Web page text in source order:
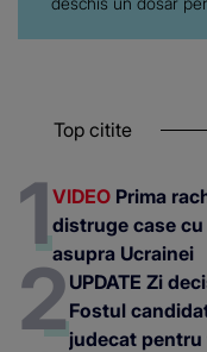
Top citite
VIDEO Prima
distruge case
asupra Ucrainei
UPDATE Zi
Fostul
judecat